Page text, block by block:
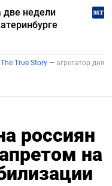
россиян
на